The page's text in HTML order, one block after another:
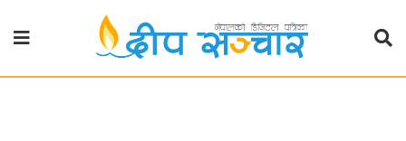
गृहपृष्ठ